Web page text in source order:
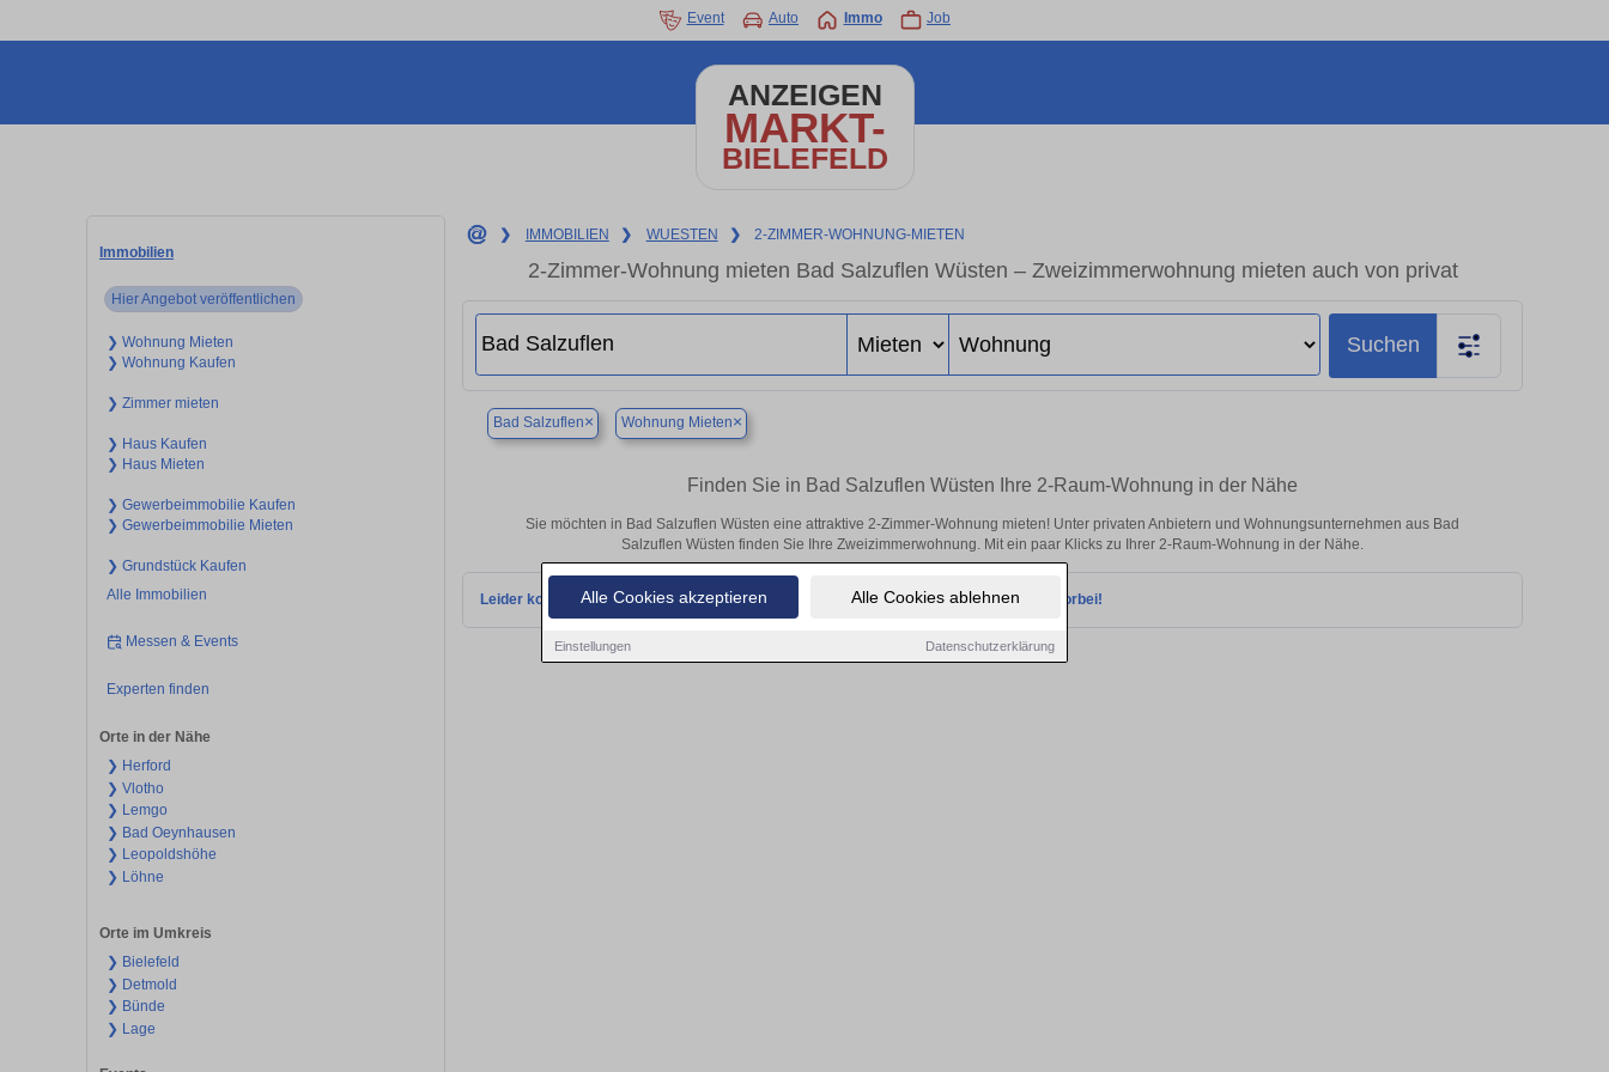
Alle Cookies akzeptieren Alle Cookies ablehnen
Einstellungen Datenschutzerklärung
Event Auto Immo Job
ANZEIGEN
MARKT-
BIELEFELD
Immobilien
Hier Angebot veröffentlichen
❯ Wohnung Mieten
❯ Wohnung Kaufen
❯ Zimmer mieten
❯ Haus Kaufen
❯ Haus Mieten
❯ Gewerbeimmobilie Kaufen
❯ Gewerbeimmobilie Mieten
❯ Grundstück Kaufen
Alle Immobilien
Messen & Events
Experten finden
Orte in der Nähe
❯ Herford
❯ Vlotho
❯ Lemgo
❯ Bad Oeynhausen
❯ Leopoldshöhe
❯ Löhne
Orte im Umkreis
❯ Bielefeld
❯ Detmold
❯ Bünde
❯ Lage
❯ IMMOBILIEN ❯ WUESTEN ❯ 2-ZIMMER-WOHNUNG-MIETEN
2-Zimmer-Wohnung mieten Bad Salzuflen Wüsten – Zweizimmerwohnung mieten auch von privat
Suchen
Bad Salzuflen× Wohnung Mieten×
Finden Sie in Bad Salzuflen Wüsten Ihre 2-Raum-Wohnung in der Nähe
Sie möchten in Bad Salzuflen Wüsten eine attraktive 2-Zimmer-Wohnung mieten! Unter privaten Anbietern und Wohnungsunternehmen aus Bad
Salzuflen Wüsten finden Sie Ihre Zweizimmerwohnung. Mit ein paar Klicks zu Ihrer 2-Raum-Wohnung in der Nähe.
Leider konnten wir derzeit keine passenden Objekte finden. Schauen Sie bald wieder vorbei!